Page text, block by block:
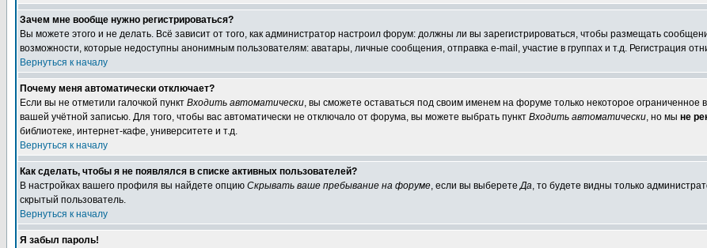
Зачем мне вообще нужно регистрироваться?
Вы можете этого и не делать. Всё зависит от того, как администратор настроил форум: должны ли вы зарегистрироваться, чтобы размещать
возможности, которые недоступны анонимным пользователям: аватары, личные сообщения, отправка e-mail, участие в группах и т.д. Регистрация
Вернуться к началу
Почему меня автоматически отключает?
Если вы не отметили галочкой пункт Входить автоматически, вы сможете оставаться под своим именем на форуме только некоторое ограниченное
вашей учётной записью. Для того, чтобы вас автоматически не отключало от форума, вы можете выбрать пункт Входить автоматически, но мы не
библиотеке, интернет-кафе, университете и т.д.
Вернуться к началу
Как сделать, чтобы я не появлялся в списке активных пользователей?
В настройках вашего профиля вы найдете опцию Скрывать ваше пребывание на форуме, если вы выберетеДа, то будете видны только
скрытый пользователь.
Вернуться к началу
Я забыл пароль!